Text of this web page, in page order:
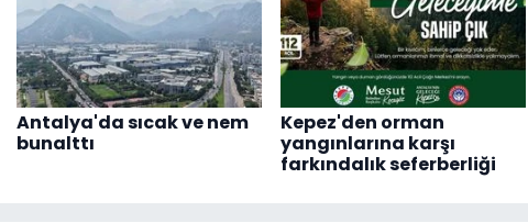
Antalya'da sıcak ve nem
bunalttı
Kepez'den orman
yangınlarına karşı
farkındalık seferberliği